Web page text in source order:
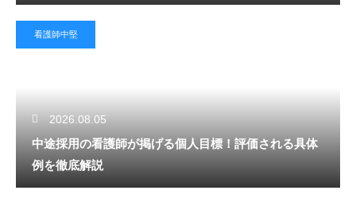
看護師中堅
2026.08.05
中途採用の看護師が掲げる個人目標！評価される具体
例を徹底解説